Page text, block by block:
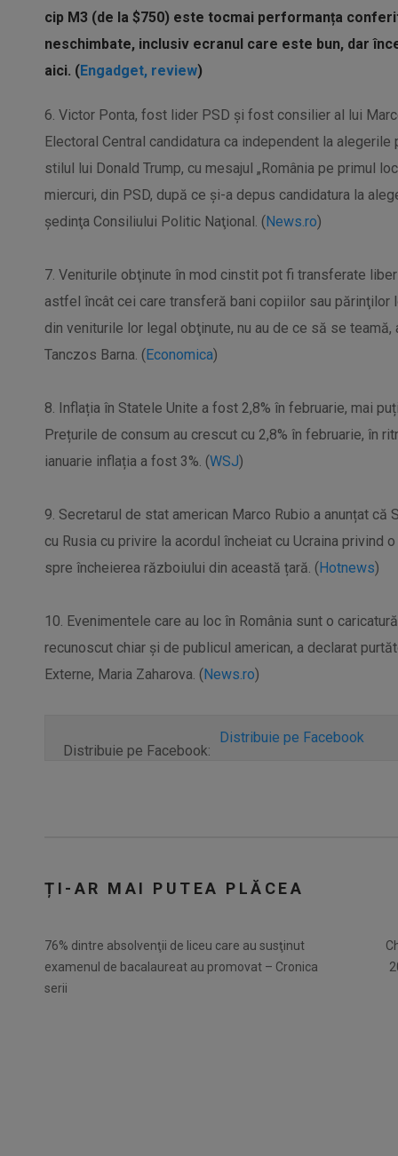
cip M3 (de la $750) este tocmai performanța
neschimbate, inclusiv ecranul care este bun, dar
aici. (Engadget, review)
6. Victor Ponta, fost lider PSD și fost consilier al lui
Electoral Central candidatura ca independent la
stilul lui Donald Trump, cu mesajul „România pe primul
miercuri, din PSD, după ce şi-a depus candidatura la
şedinţa Consiliului Politic Naţional. (News.ro)
7. Veniturile obţinute în mod cinstit pot fi transferate
astfel încât cei care transferă bani copiilor sau părinţilor
din veniturile lor legal obţinute, nu au de ce să se
Tanczos Barna. (Economica)
8. Inflația în Statele Unite a fost 2,8% în februarie, mai
Prețurile de consum au crescut cu 2,8% în februarie, în
ianuarie inflația a fost 3%. (WSJ)
9. Secretarul de stat american Marco Rubio a anunțat că
cu Rusia cu privire la acordul încheiat cu Ucraina privind
spre încheierea războiului din această țară. (Hotnews)
10. Evenimentele care au loc în România sunt o
recunoscut chiar şi de publicul american, a declarat
Externe, Maria Zaharova. (News.ro)
Distribuie pe Facebook:
Distribuie pe Facebook
ȚI-AR MAI PUTEA PLĂCEA
76% dintre absolvenţii de liceu care au susţinut
examenul de bacalaureat au promovat – Cronica
serii